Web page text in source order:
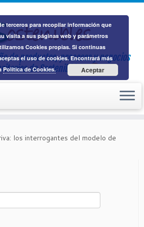
de productos, procesos y negocios
de Sostenibilidad
los interrogantes del modelo de
terceros para recopilar información que
visita a sus páginas web y parámetros
Cookies propias. Si continuas
el uso de cookies. Encontrará más
Política de Cookies. Aceptar